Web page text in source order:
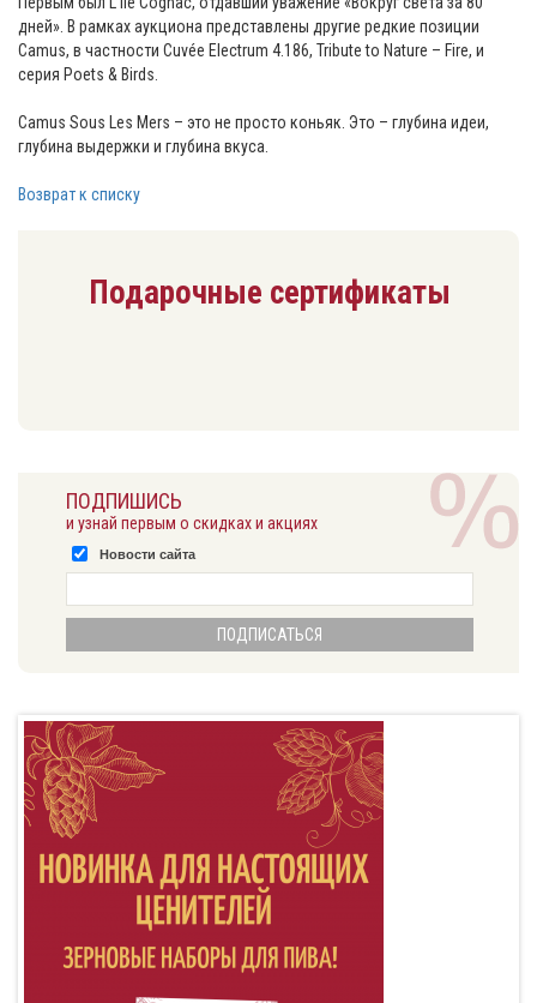
дней». В рамках аукциона представлены другие редкие позиции
Camus, в частности Cuvée Electrum 4.186, Tribute to Nature – Fire, и
серия Poets & Birds.
Camus Sous Les Mers – это не просто коньяк. Это – глубина идеи,
глубина выдержки и глубина вкуса.
Возврат к списку
Подарочные сертификаты
ПОДПИШИСЬ
и узнай первым о скидках и акциях
Новости сайта